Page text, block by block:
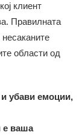
клиент
Правилната
области од
убави емоции,
е ваша